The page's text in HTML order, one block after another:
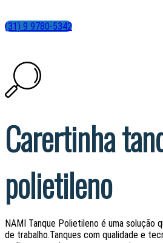
(31) 9 9780-5342
Carertinha
polietileno
NAMI Tanque Polietileno é uma solução
de trabalho.Tanques com qualidade e